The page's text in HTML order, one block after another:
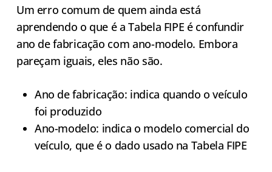
Um erro comum de quem ainda está
aprendendo o que é a Tabela FIPE é confundir
ano de fabricação com ano-modelo. Embora
pareçam iguais, eles não são.
Ano de fabricação: indica quando o veículo
foi produzido
Ano-modelo: indica o modelo comercial do
veículo, que é o dado usado na Tabela FIPE